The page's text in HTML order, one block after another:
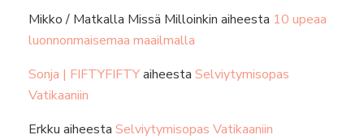
Mikko / Matkalla Missä Milloinkin aiheesta 10 upeaa
luonnonmaisemaa maailmalla
Sonja | FIFTYFIFTYaiheesta Selviytymisopas
Vatikaaniin
Erkku aiheesta Selviytymisopas Vatikaaniin